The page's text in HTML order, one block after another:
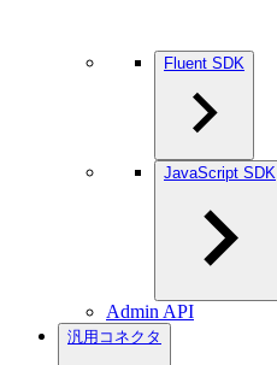
Fluent SDK
JavaScript SDK
Admin API
汎用コネクタ